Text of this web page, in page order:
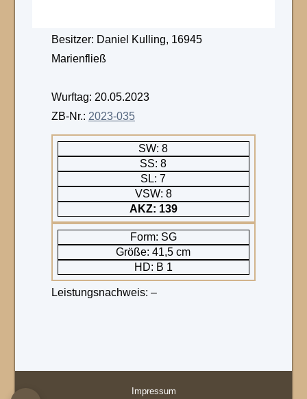
Besitzer: Daniel Kulling, 16945
Marienfließ
Wurftag: 20.05.2023
ZB-Nr.: 2023-035
SW: 8
SS: 8
SL: 7
VSW: 8
AKZ: 139
Form: SG
Größe: 41,5 cm
HD: B 1
Leistungsnachweis: –
Impressum